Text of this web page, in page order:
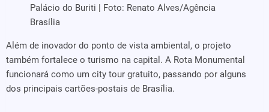
Palácio do Buriti | Foto: Renato Alves/Agência
Brasília
Além de inovador do ponto de vista ambiental, o projeto
também fortalece o turismo na capital. A Rota Monumental
funcionará como um city tour gratuito, passando por alguns
dos principais cartões-postais de Brasília.